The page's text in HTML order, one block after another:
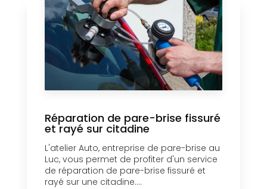
Réparation de pare-brise fissuré
et rayé sur citadine
L'atelier Auto, entreprise de pare-brise au
Luc, vous permet de profiter d'un service
de réparation de pare-brise fissuré et
rayé sur une citadine....